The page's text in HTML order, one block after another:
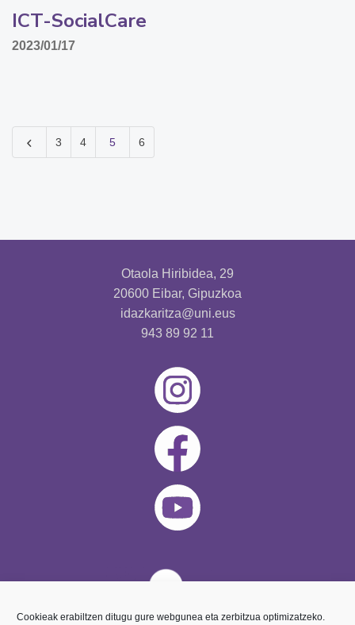
Cookieak erabiltzen ditugu gure webgunea eta zerbitzua optimizatzeko.
ICT-SocialCare
2023/01/17
3 4 5 6
Otaola Hiribidea, 29
20600 Eibar, Gipuzkoa
idazkaritza@uni.eus
943 89 92 11